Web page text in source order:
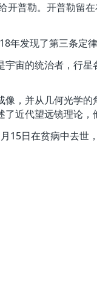
普勒。开普勒留
现了第三条定律
的统治者，行星
并从几何光学的
近代望远镜理论
日在贫病中去世